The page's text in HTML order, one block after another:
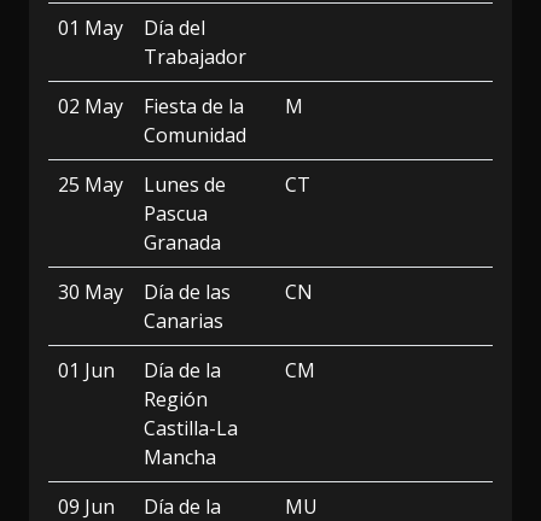
01 May
Día del
Trabajador
02 May
Fiesta de la
Comunidad
M
25 May
Lunes de
Pascua
Granada
CT
30 May
Día de las
Canarias
CN
01 Jun
Día de la
Región
Castilla-La
Mancha
CM
09 Jun
Día de la
MU